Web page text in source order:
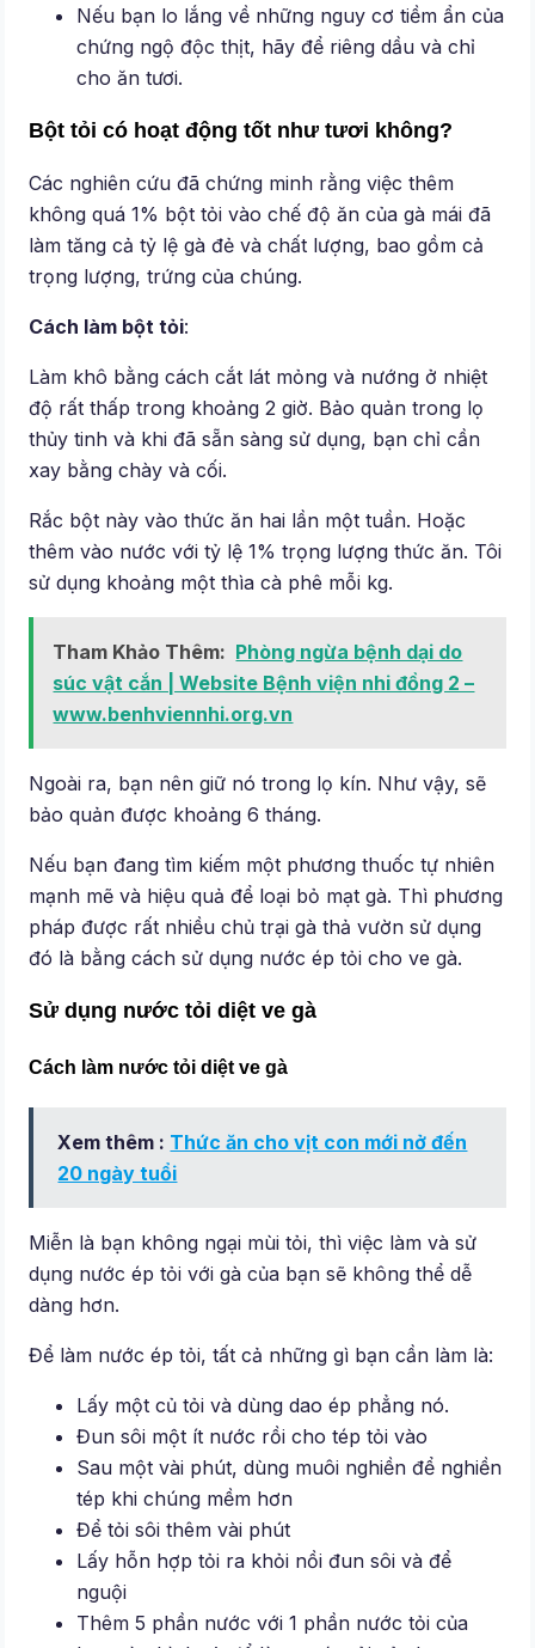
Nếu bạn lo lắng về những nguy cơ tiềm ẩn của
chứng ngộ độc thịt, hãy để riêng dầu và chỉ
cho ăn tươi.
Bột tỏi có hoạt động tốt như tươi không?
Các nghiên cứu đã chứng minh rằng việc thêm
không quá 1% bột tỏi vào chế độ ăn của gà mái đã
làm tăng cả tỷ lệ gà đẻ và chất lượng, bao gồm cả
trọng lượng, trứng của chúng.
Cách làm bột tỏi:
Làm khô bằng cách cắt lát mỏng và nướng ở nhiệt
độ rất thấp trong khoảng 2 giờ. Bảo quản trong lọ
thủy tinh và khi đã sẵn sàng sử dụng, bạn chỉ cần
xay bằng chày và cối.
Rắc bột này vào thức ăn hai lần một tuần. Hoặc
thêm vào nước với tỷ lệ 1% trọng lượng thức ăn. Tôi
sử dụng khoảng một thìa cà phê mỗi kg.
Tham Khảo Thêm: Phòng ngừa bệnh dại do
súc vật cắn | Website Bệnh viện nhi đồng 2 –
www.benhviennhi.org.vn
Ngoài ra, bạn nên giữ nó trong lọ kín. Như vậy, sẽ
bảo quản được khoảng 6 tháng.
Nếu bạn đang tìm kiếm một phương thuốc tự nhiên
mạnh mẽ và hiệu quả để loại bỏ mạt gà. Thì phương
pháp được rất nhiều chủ trại gà thả vườn sử dụng
đó là bằng cách sử dụng nước ép tỏi cho ve gà.
Sử dụng nước tỏi diệt ve gà
Cách làm nước tỏi diệt ve gà
Xem thêm : Thức ăn cho vịt con mới nở đến
20 ngày tuổi
Miễn là bạn không ngại mùi tỏi, thì việc làm và sử
dụng nước ép tỏi với gà của bạn sẽ không thể dễ
dàng hơn.
Để làm nước ép tỏi, tất cả những gì bạn cần làm là:
Lấy một củ tỏi và dùng dao ép phẳng nó.
Đun sôi một ít nước rồi cho tép tỏi vào
Sau một vài phút, dùng muôi nghiền để nghiền
tép khi chúng mềm hơn
Để tỏi sôi thêm vài phút
Lấy hỗn hợp tỏi ra khỏi nồi đun sôi và để
nguội
Thêm 5 phần nước với 1 phần nước tỏi của